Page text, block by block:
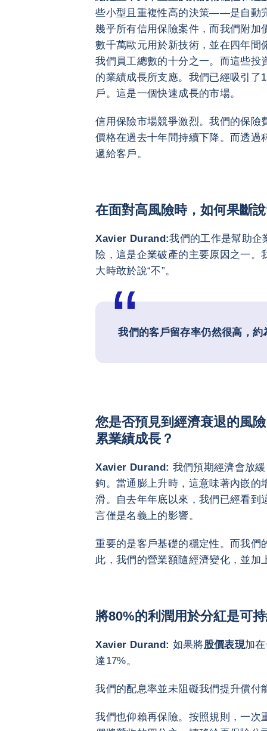
些小型且重複性高的決策——是自動
幾乎所有信用保險案件，而我們附加
數千萬歐元用於新技術，並在四年間
我們員工總數的十分之一。而這些投
的業績成長所支應。我們已經吸引了
戶。這是一個快速成長的市場。
信用保險市場競爭激烈。我們的保險
價格在過去十年間持續下降。而透過
遞給客戶。
在面對高風險時，如何果斷說
Xavier Durand:我們的工作是幫助企
險，這是企業破產的主要原因之一
大時敢於說“不”。
我們的客戶留存率仍然很高，約
您是否預見到經濟衰退的風
累業績成長？
Xavier Durand: 我們預期經濟會放
鉤。當通膨上升時，這意味著內嵌的
滑。自去年年底以來，我們已經看到
言僅是名義上的影響。
重要的是客戶基礎的穩定性。而我們
此，我們的營業額隨經濟變化，並加
將80%的利潤用於分紅是可
Xavier Durand: 如果將股價表現加
達17%。
我們的配息率並未阻礙我們提升償付
我們也仰賴再保險。按照規則，一次